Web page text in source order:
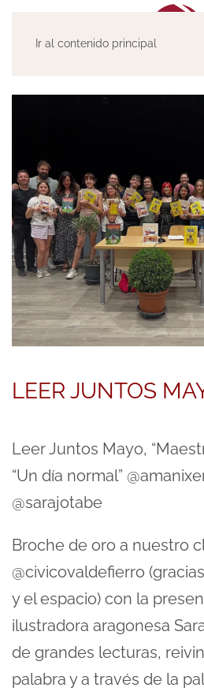
Ir al contenido principal
LEER JUNTOS
Leer Juntos Mayo,
“Un día normal”
@sarajotabe
Broche de oro a nuestro
@civicovaldefierro
y el espacio) con la
ilustradora aragonesa
de grandes lecturas,
palabra y a través de la